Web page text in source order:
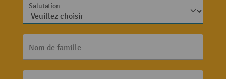
Salutation
Nom de famille